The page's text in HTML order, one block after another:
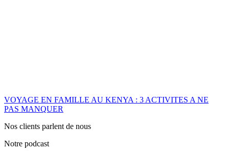
VOYAGE EN FAMILLE AU KENYA : 3 ACTIVITES A NE
PAS MANQUER
Nos clients parlent de nous
Notre podcast